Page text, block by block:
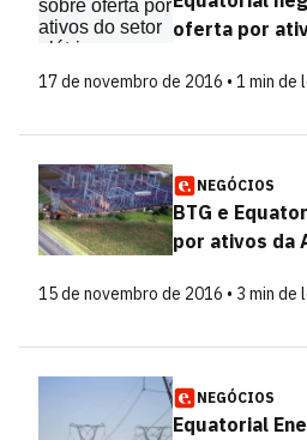
oferta por
17 de novembro de 2016 • 1 min de
NEGÓCIOS
BTG e
por ativos da
15 de novembro de 2016 • 3 min de
NEGÓCIOS
Equatorial